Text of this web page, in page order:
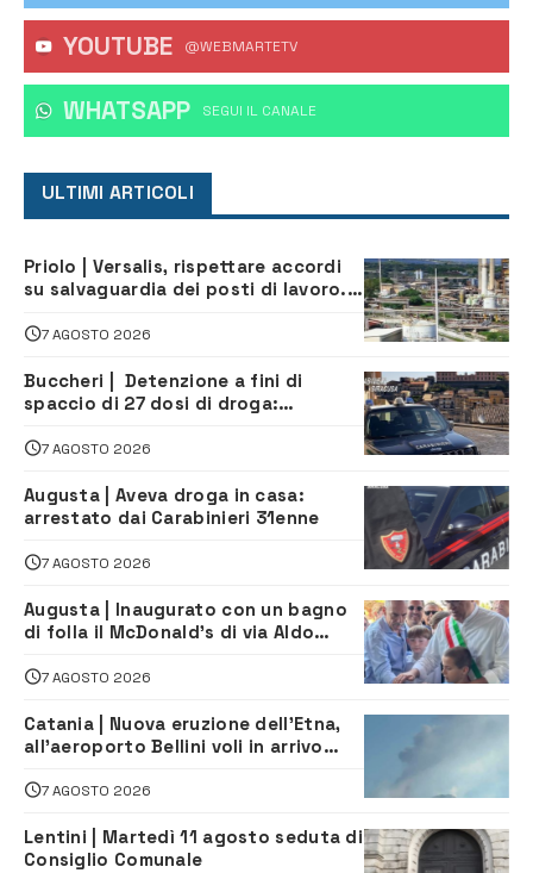
YOUTUBE @WEBMARTETV
WHATSAPP ‎SEGUI IL CANALE
ULTIMI ARTICOLI
Priolo | Versalis, rispettare accordi
su salvaguardia dei posti di lavoro. Il
7 AGOSTO 2026
Buccheri | Detenzione a fini di
spaccio di 27 dosi di droga:
7 AGOSTO 2026
Augusta | Aveva droga in casa:
arrestato dai Carabinieri 31enne
7 AGOSTO 2026
Augusta | Inaugurato con un bagno
di folla il McDonald’s di via Aldo
7 AGOSTO 2026
Catania | Nuova eruzione dell’Etna,
all’aeroporto Bellini voli in arrivo
7 AGOSTO 2026
Lentini | Martedì 11 agosto seduta di
Consiglio Comunale